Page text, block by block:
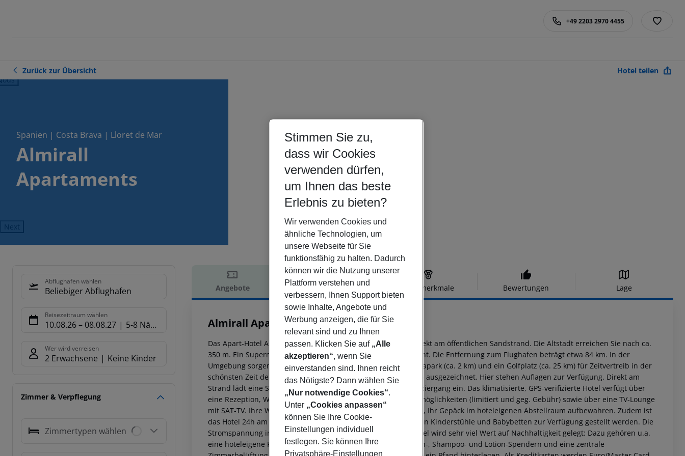
+49 2203 2970 4455
Zurück zur Übersicht Hotel teilen
Spanien | Costa Brava | Lloret de Mar
Almirall
Apartaments
Next
Abflughafen wählen
Beliebiger Abflughafen
Reisezeitraum wählen
10.08.26– 08.08.27 5-8 Nächte
Wer wird verreisen
2 Erwachsene Keine Kinder
Zimmer & Verpflegung
Zimmertypen wählen
Angebote Hotelbeschreibung Hotelmerkmale Bewertungen Lage
Hotelbeschreibung
Almirall Apartaments 0
Das Apart-Hotel Apartamentos Almirall - Lloret de Mar liegt direkt am öffentlichen Sandstrand. Die Altstadt erreichen Sie nach ca.
350 m. Ein Supermarkt liegt nur einige Meter vom Hotel entfernt. Die Entfernung zum Flughafen beträgt etwa 84 km. In der
Umgebung sorgen eine Diskothek (ca. 500 m entfernt), ein Aquapark (ca. 2 km) und ein Golfplatz (ca. 25 km) für Zeitvertreib in der
schönsten Zeit des Jahres. Der Strand ist mit der blauen Flagge ausgezeichnet. Hier stehen Auflagen zur Verfügung. Direkt am
Strand lädt eine Strandpromenade zu einem gemütlichen Spaziergang ein. Das klimatisierte, GPS-verifizierte Hotel verfügt über
eine Rezeption, WLAN, einen Internet-Zugang, einen Lift, Parkmöglichkeiten (limitiert und geg. Gebühr) sowie über eine TV-Lounge
mit SAT-TV. Ihre Wertsachen können Sie gegen Gebühr im Safe, Ihr Gepäck im hoteleigenen Abstellraum aufbewahren. Zudem ist
das Hotel 24h am Tag videoüberwacht. Für die Kleinsten können Kinderstühle und Babybetten zur Verfügung gestellt werden. Die
Stromspannung im Hotel beträgt 220 Volt. In Ihrem Urlaubshotel wird sehr viel Wert auf Nachhaltigkeit gelegt: Dazu gehören u.a.
eine hoteleigene Recycling-Tonne, die Bereitstellung von Seifen-, Shampoo- und Lotion-Spendern und eine zentrale
Stimmen Sie zu,
dass wir Cookies
verwenden dürfen,
um Ihnen das beste
Erlebnis zu bieten?
Wir verwenden Cookies und
ähnliche Technologien, um
unsere Webseite für Sie
funktionsfähig zu halten. Dadurch
können wir die Nutzung unserer
Plattform verstehen und
verbessern, Ihnen Support bieten
sowie Inhalte, Angebote und
Werbung anzeigen, die für Sie
relevant sind und zu Ihnen
passen. Klicken Sie auf „Alle
akzeptieren“, wenn Sie
einverstanden sind. Ihnen reicht
das Nötigste? Dann wählen Sie
„Nur notwendige Cookies“.
Unter „Cookies anpassen“
können Sie Ihre Cookie-
Einstellungen individuell
festlegen. Sie können Ihre
Privatsphäre-Einstellungen